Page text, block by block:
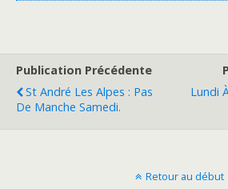
Publication Précédente
St André Les Alpes : Pas
De Manche Samedi.
Lundi
Retour au début